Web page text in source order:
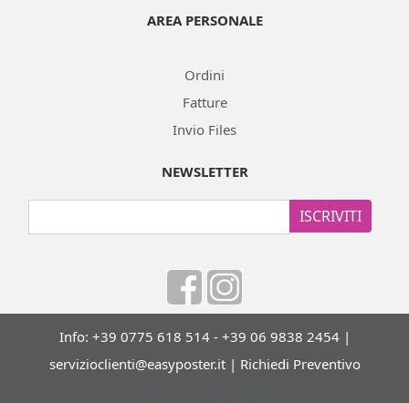
AREA PERSONALE
Ordini
Fatture
Invio Files
NEWSLETTER
ISCRIVITI
Info: +39 0775 618 514 - +39 06 9838 2454 |
servizioclienti@easyposter.it| Richiedi Preventivo